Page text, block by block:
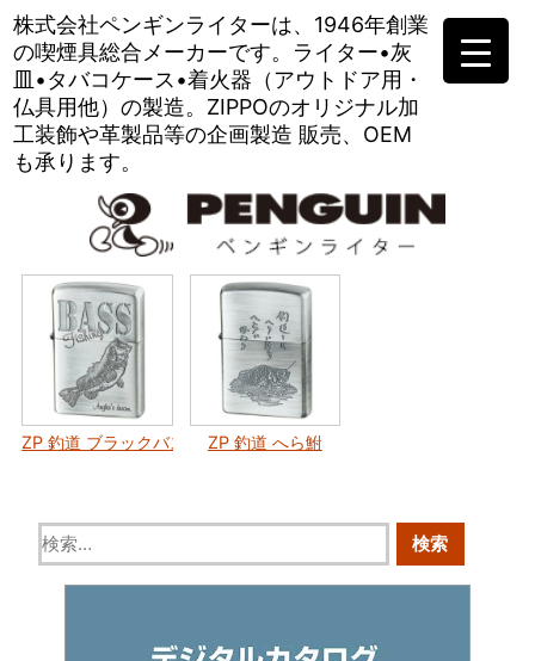
株式会社ペンギンライターは、 1946年創業
の喫煙具総合メーカーです。 ライター•灰
皿•タバコケース•着火器（アウトドア用・
仏具用他）の製造。 ZIPPOのオリジナル加
工装飾や革製品等の企画製造 販売、OEM
も承ります。
ZP 釣道 ブラックバス ZP 釣道 へら鮒